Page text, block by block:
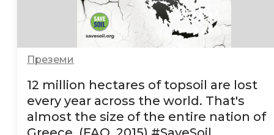
12 million hectares of topsoil are lost
every year across the world. That's
almost the size of the entire nation of
Преземи